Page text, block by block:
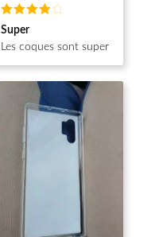
Note
sur 5
Super
Les coques sont super